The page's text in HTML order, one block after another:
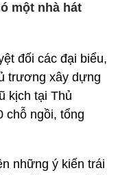
một nhà hát
đối các đại biểu,
trương xây dựng
kịch tại Thủ
chỗ ngồi, tổng
những ý kiến trái